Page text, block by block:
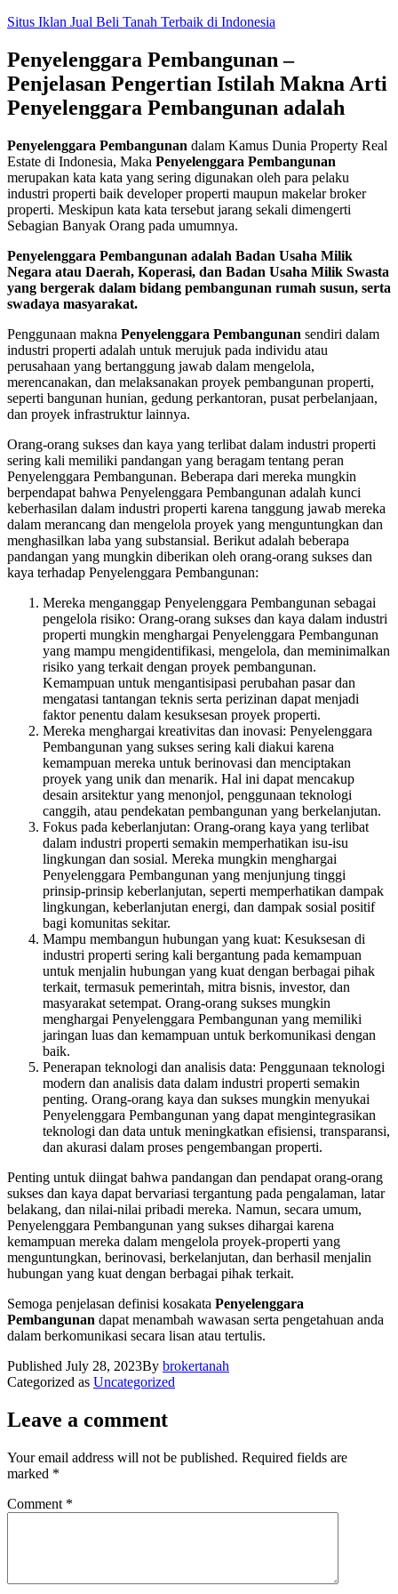
Skip
content
Situs Iklan Jual Beli Tanah Terbaik di Indonesia
Penyelenggara Pembangunan –
Penjelasan Pengertian Istilah Makna Arti
Penyelenggara Pembangunan adalah
Penyelenggara Pembangunan dalam Kamus Dunia Property Real
Estate di Indonesia, Maka Penyelenggara Pembangunan
merupakan kata kata yang sering digunakan oleh para pelaku
industri properti baik developer properti maupun makelar broker
properti. Meskipun kata kata tersebut jarang sekali dimengerti
Sebagian Banyak Orang pada umumnya.
Penyelenggara Pembangunan adalah Badan Usaha Milik
Negara atau Daerah, Koperasi, dan Badan Usaha Milik Swasta
yang bergerak dalam bidang pembangunan rumah susun, serta
swadaya masyarakat.
Penggunaan makna Penyelenggara Pembangunan sendiri dalam
industri properti adalah untuk merujuk pada individu atau
perusahaan yang bertanggung jawab dalam mengelola,
merencanakan, dan melaksanakan proyek pembangunan properti,
seperti bangunan hunian, gedung perkantoran, pusat perbelanjaan,
dan proyek infrastruktur lainnya.
Orang-orang sukses dan kaya yang terlibat dalam industri properti
sering kali memiliki pandangan yang beragam tentang peran
Penyelenggara Pembangunan. Beberapa dari mereka mungkin
berpendapat bahwa Penyelenggara Pembangunan adalah kunci
keberhasilan dalam industri properti karena tanggung jawab mereka
dalam merancang dan mengelola proyek yang menguntungkan dan
menghasilkan laba yang substansial. Berikut adalah beberapa
pandangan yang mungkin diberikan oleh orang-orang sukses dan
kaya terhadap Penyelenggara Pembangunan:
Mereka menganggap Penyelenggara Pembangunan sebagai
pengelola risiko: Orang-orang sukses dan kaya dalam industri
properti mungkin menghargai Penyelenggara Pembangunan
yang mampu mengidentifikasi, mengelola, dan meminimalkan
risiko yang terkait dengan proyek pembangunan.
Kemampuan untuk mengantisipasi perubahan pasar dan
mengatasi tantangan teknis serta perizinan dapat menjadi
faktor penentu dalam kesuksesan proyek properti.
Mereka menghargai kreativitas dan inovasi: Penyelenggara
Pembangunan yang sukses sering kali diakui karena
kemampuan mereka untuk berinovasi dan menciptakan
proyek yang unik dan menarik. Hal ini dapat mencakup
desain arsitektur yang menonjol, penggunaan teknologi
canggih, atau pendekatan pembangunan yang berkelanjutan.
Fokus pada keberlanjutan: Orang-orang kaya yang terlibat
dalam industri properti semakin memperhatikan isu-isu
lingkungan dan sosial. Mereka mungkin menghargai
Penyelenggara Pembangunan yang menjunjung tinggi
prinsip-prinsip keberlanjutan, seperti memperhatikan dampak
lingkungan, keberlanjutan energi, dan dampak sosial positif
bagi komunitas sekitar.
Mampu membangun hubungan yang kuat: Kesuksesan di
industri properti sering kali bergantung pada kemampuan
untuk menjalin hubungan yang kuat dengan berbagai pihak
terkait, termasuk pemerintah, mitra bisnis, investor, dan
masyarakat setempat. Orang-orang sukses mungkin
menghargai Penyelenggara Pembangunan yang memiliki
jaringan luas dan kemampuan untuk berkomunikasi dengan
baik.
Penerapan teknologi dan analisis data: Penggunaan teknologi
modern dan analisis data dalam industri properti semakin
penting. Orang-orang kaya dan sukses mungkin menyukai
Penyelenggara Pembangunan yang dapat mengintegrasikan
teknologi dan data untuk meningkatkan efisiensi, transparansi,
dan akurasi dalam proses pengembangan properti.
Penting untuk diingat bahwa pandangan dan pendapat orang-orang
sukses dan kaya dapat bervariasi tergantung pada pengalaman, latar
belakang, dan nilai-nilai pribadi mereka. Namun, secara umum,
Penyelenggara Pembangunan yang sukses dihargai karena
kemampuan mereka dalam mengelola proyek-properti yang
menguntungkan, berinovasi, berkelanjutan, dan berhasil menjalin
hubungan yang kuat dengan berbagai pihak terkait.
Semoga penjelasan definisi kosakata Penyelenggara
Pembangunan dapat menambah wawasan serta pengetahuan anda
dalam berkomunikasi secara lisan atau tertulis.
Published July 28, 2023By brokertanah
Categorized as Uncategorized
Leave a comment
Your email address will not be published. Required fields are
marked *
Comment *